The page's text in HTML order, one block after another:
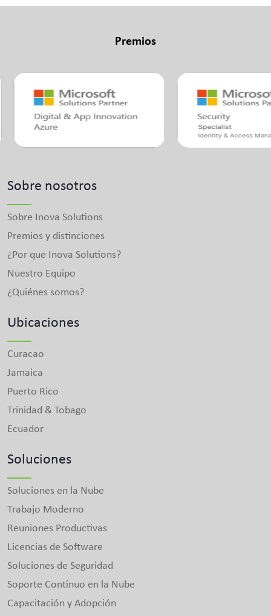
Premios
Sobre nosotros
Sobre Inova Solutions
Premios y distinciones
¿Por que Inova Solutions?
Nuestro Equipo
¿Quiénes somos?
Ubicaciones
Curacao
Jamaica
Puerto Rico
Trinidad & Tobago
Ecuador
Soluciones
Soluciones en la Nube
Trabajo Moderno
Reuniones Productivas
Licencias de Software
Soluciones de Seguridad
Soporte Continuo en la Nube
Capacitación y Adopción